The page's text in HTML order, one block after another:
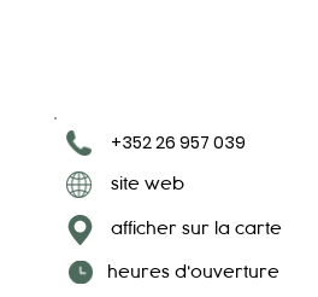
+352 26 957 039
site web
afficher sur la carte
heures d'ouverture